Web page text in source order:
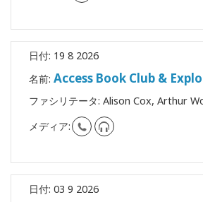
日付: 19 8 2026
名前: Access Book Club &
ファシリテータ: Alison Cox, Arthur
メディア:
日付: 03 9 2026